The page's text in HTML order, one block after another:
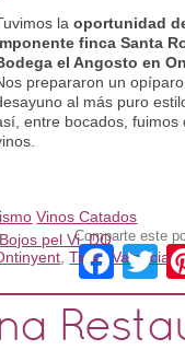
laoportunidad
finca Santa
el Angosto en
prepararon un
al más puro
entre bocados, fuimos
Vinos Catados
Bojos pel Vi,DO
,Tinto,Valencia
Comparte este